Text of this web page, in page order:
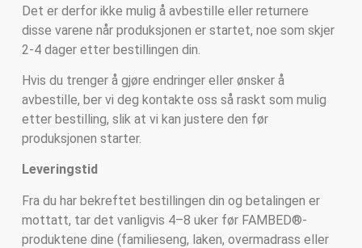
Det er derfor ikke mulig å avbestille eller returnere
disse varene når produksjonen er startet, noe som skjer
2-4 dager etter bestillingen din.
Hvis du trenger å gjøre endringer eller ønsker å
avbestille, ber vi deg kontakte oss så raskt som mulig
etter bestilling, slik at vi kan justere den før
produksjonen starter.
Leveringstid
Fra du har bekreftet bestillingen din og betalingen er
mottatt, tar det vanligvis 4–8 uker før FAMBED®-
produktene dine (familieseng, laken, overmadrass eller